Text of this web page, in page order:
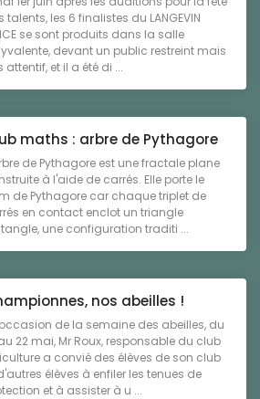
talents, les 6 finalistes du LANGEVIN
se sont produits dans la salle
devant un public restreint mais
attentif, et il a été di ...
maths : arbre de Pythagore
de Pythagore est une fractale plane
à l'aide de carrés. Elle porte le
de Pythagore car chaque triplet de
en contact enclot un triangle
une configuration traditi ...
nos abeilles !
de la semaine des abeilles, du
22 mai, Mr Roux, responsable du club
a convié des élèves de son club
élèves à enfiler les tenues de
et à assister à u ...